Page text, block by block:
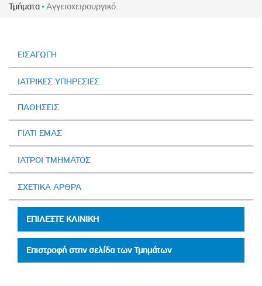
Τμήματα Αγγειοχειρουργικό
ΕΙΣΑΓΩΓΗ
ΙΑΤΡΙΚΕΣ ΥΠΗΡΕΣΙΕΣ
ΠΑΘΗΣΕΙΣ
ΓΙΑΤΙ ΕΜΑΣ
ΙΑΤΡΟΙ ΤΜΗΜΑΤΟΣ
ΣΧΕΤΙΚΑ ΑΡΘΡΑ
ΕΠΙΛΕΞΤΕ ΚΛΙΝΙΚΗ
Επιστροφή στην σελίδα των Τμημάτων